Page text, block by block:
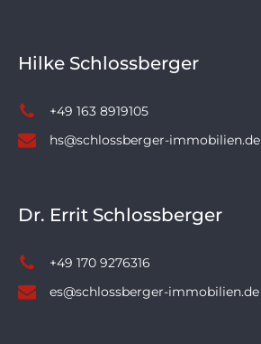
Hilke Schlossberger
+49 163 8919105
hs@schlossberger-immobilien.de
Dr. Errit Schlossberger
+49 170 9276316
es@schlossberger-immobilien.de